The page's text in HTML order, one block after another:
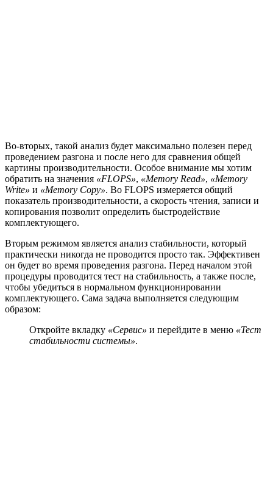
Во-вторых, такой анализ будет максимально полезен перед
проведением разгона и после него для сравнения общей
картины производительности. Особое внимание мы хотим
обратить на значения «FLOPS», «Memory Read», «Memory
Write» и «Memory Copy». Во FLOPS измеряется общий
показатель производительности, а скорость чтения, записи и
копирования позволит определить быстродействие
комплектующего.
Вторым режимом является анализ стабильности, который
практически никогда не проводится просто так. Эффективен
он будет во время проведения разгона. Перед началом этой
процедуры проводится тест на стабильность, а также после,
чтобы убедиться в нормальном функционировании
комплектующего. Сама задача выполняется следующим
образом:
Откройте вкладку «Сервис» и перейдите в меню «Тест
стабильности системы».